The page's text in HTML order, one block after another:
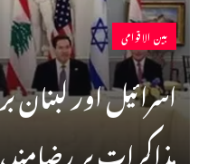
بین الاقوامی
اسرائیل اور
مذاکرات پر